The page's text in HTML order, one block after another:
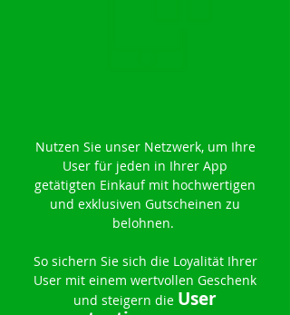
Nutzen Sie unser Netzwerk, um Ihre
User für jeden in Ihrer App
getätigten Einkauf mit hochwertigen
und exklusiven Gutscheinen zu
belohnen.
So sichern Sie sich die Loyalität Ihrer
User mit einem wertvollen Geschenk
und steigern die User